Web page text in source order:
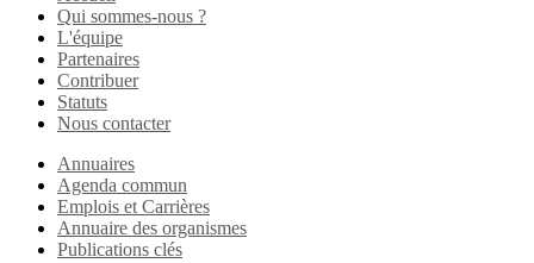
Qui sommes-nous ?
L'équipe
Partenaires
Contribuer
Statuts
Nous contacter
Annuaires
Agenda commun
Emplois et Carrières
Annuaire des organismes
Publications clés